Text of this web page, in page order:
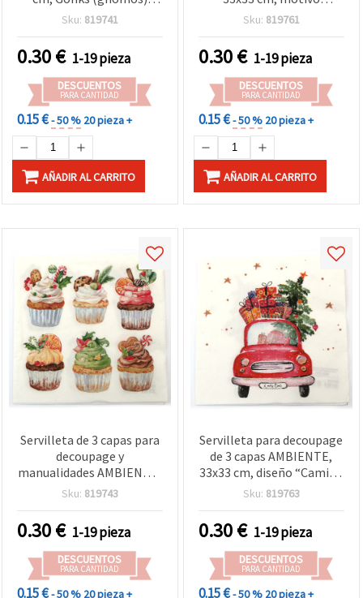
decorando el árbol de
Sku: 819741
0.30€ 1-19 pieza
DESCUENTOS
PARA CANTIDAD
0.15 €- 50 % 20 pieza +
AÑADIR AL CARRITO
navideño - 1 unidad
Sku: 819761
0.30€ 1-19 pieza
DESCUENTOS
PARA CANTIDAD
0.15 €- 50 % 20 pieza +
AÑADIR AL CARRITO
Servilleta de 3 capas para
decoupage y
manualidades AMBIENTE,
33 x 33 cm, Dulce Navidad
Sku: 819743
0.30€ 1-19 pieza
DESCUENTOS
PARA CANTIDAD
0.15 €- 50 % 20 pieza +
Servilleta para decoupage
de 3 capas AMBIENTE,
33x33 cm, diseño “Camión
de regalos“ - 1 pieza
Sku: 819763
0.30€ 1-19 pieza
DESCUENTOS
PARA CANTIDAD
0.15 €- 50 % 20 pieza +